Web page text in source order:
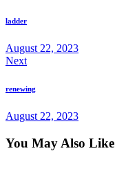
ladder
August 22, 2023
Next
renewing
August 22, 2023
You May Also Like